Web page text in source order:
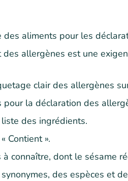
des aliments pour les
des allergènes est une
clair des allergènes
la déclaration des
des ingrédients.
Contient ».
connaître, dont le sésame
des espèces et